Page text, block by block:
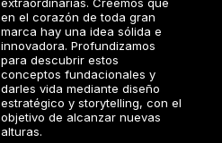
en el corazón de toda gran
marca hay una idea sólida e
innovadora. Profundizamos
para descubrir estos
conceptos fundacionales y
darles vida mediante diseño
estratégico y storytelling, con el
objetivo de alcanzar nuevas
alturas.